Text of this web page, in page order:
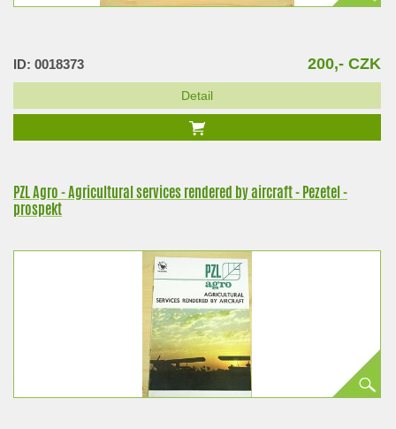
ID: 0018373 200,- CZK
Detail
PZL Agro - Agricultural services rendered by aircraft - Pezetel -
prospekt